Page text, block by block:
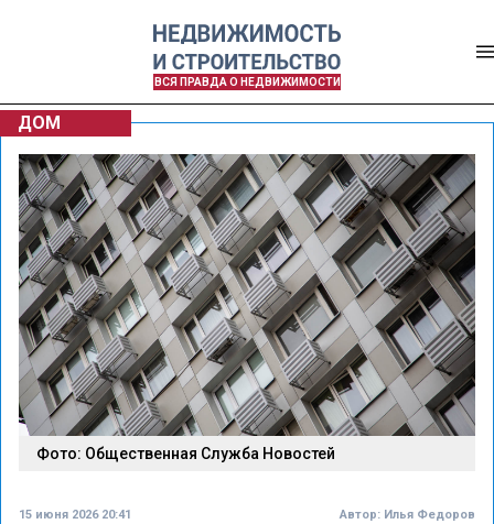
ВСЯ ПРАВДА О НЕДВИЖИМОСТИ
ДОМ
Фото: Общественная Служба Новостей
15 июня 2026 20:41 Автор: Илья Федоров